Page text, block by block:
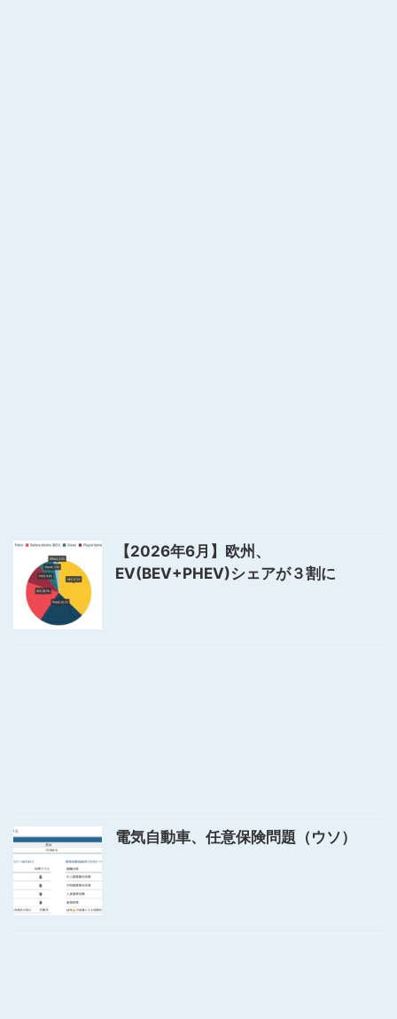
【2026年6月】欧州、
EV(BEV+PHEV)シェアが３割に
電気自動車、任意保険問題（ウソ）